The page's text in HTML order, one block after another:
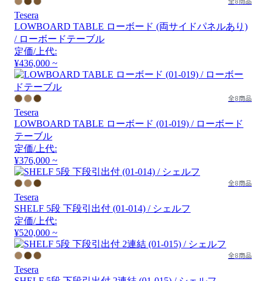
Tesera
LOWBOARD TABLE ローボード (両サイドパネルあり)
/ ローボードテーブル
定価/上代:
¥436,000 ~
全8商品
Tesera
LOWBOARD TABLE ローボード (01-019) / ローボード
テーブル
定価/上代:
¥376,000 ~
全8商品
Tesera
SHELF 5段 下段引出付 (01-014) / シェルフ
定価/上代:
¥520,000 ~
全8商品
Tesera